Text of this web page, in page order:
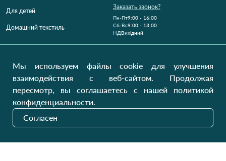
Для детей
Домашний текстиль
Заказать звонок?
Пн-Пт9:00 - 16:00
Cб-Вс9:00 - 13:00
НДВихідний
Наши обновления
Мы используем файлы cookie для улучшения
взаимодействия с веб-сайтом. Продолжая
пересмотр, вы соглашаетесь с нашей политикой
конфиденциальности.
Согласен